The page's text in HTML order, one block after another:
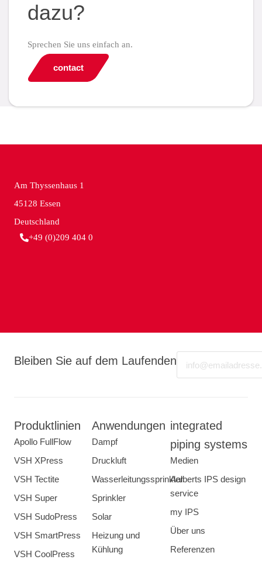
dazu?
Sprechen Sie uns einfach an.
contact
Bleiben Sie auf dem Laufenden
Produktlinien
Apollo FullFlow
VSH XPress
VSH Tectite
VSH Super
VSH SudoPress
VSH SmartPress
VSH CoolPress
Anwendungen
Dampf
Druckluft
Wasserleitungssprinkler
Sprinkler
Solar
Heizung und
Kühlung
integrated
piping systems
Medien
Aalberts IPS design
service
my IPS
Über uns
Referenzen
Am Thyssenhaus 1
45128 Essen
Deutschland
+49 (0)209 404 0